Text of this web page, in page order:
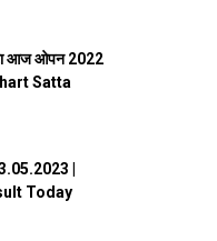
आज ओपन 2022
Satta
|
Today